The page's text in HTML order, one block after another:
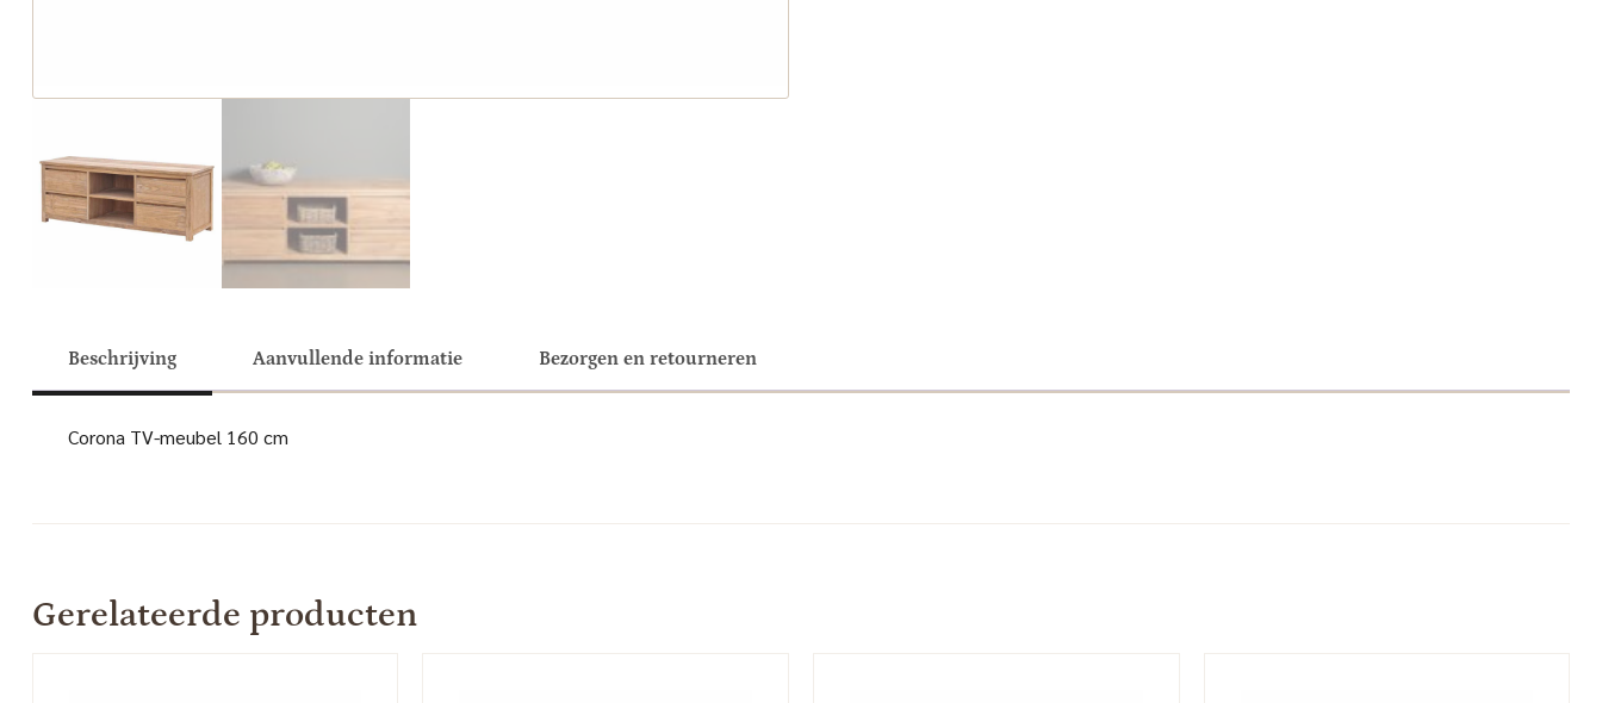
Beschrijving Aanvullende informatie Bezorgen en retourneren
Corona TV-meubel 160 cm
Gerelateerde producten